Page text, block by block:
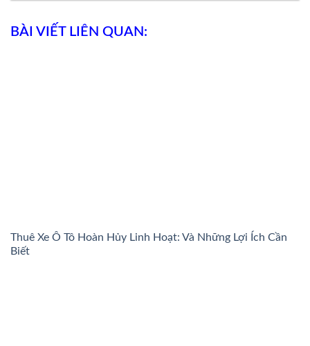
BÀI VIẾT LIÊN QUAN:
Thuê Xe Ô Tô Hoàn Hủy Linh Hoạt: Và Những Lợi Ích Cần
Biết